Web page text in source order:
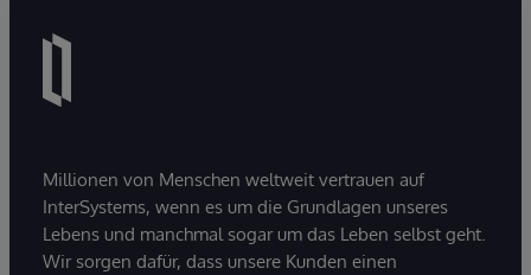
Millionen von Menschen weltweit vertrauen auf
InterSystems, wenn es um die Grundlagen unseres
Lebens und manchmal sogar um das Leben selbst geht.
Wir sorgen dafür, dass unsere Kunden einen